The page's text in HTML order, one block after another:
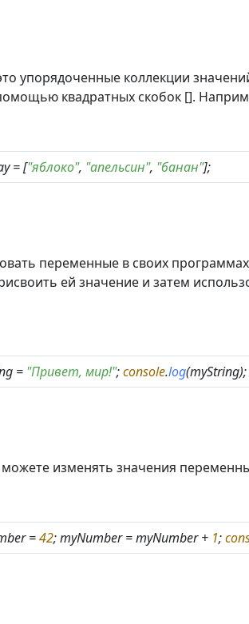
упорядоченные коллекции
квадратных скобок [].
= ["яблоко", "апельсин", "банан"];
переменные в своих
ей значение и затем
= "Привет, мир!";console.log(myString);
изменять значения
=42; myNumber = myNumber + 1;